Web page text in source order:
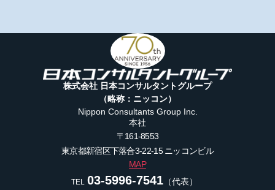
株式会社 日本コンサルタントグループ
（略称：ニッコン）
Nippon Consultants Group Inc.
本社
〒161-8553
東京都新宿区下落合3-22-15ニッコンビル
MAP
TEL 03-5996-7541（代表）